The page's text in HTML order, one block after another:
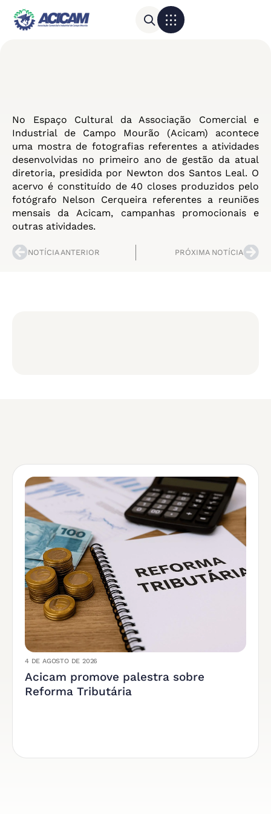
No Espaço Cultural da Associação Comercial e
Industrial de Campo Mourão (Acicam) acontece
uma mostra de fotografias referentes a atividades
desenvolvidas no primeiro ano de gestão da atual
diretoria, presidida por Newton dos Santos Leal. O
acervo é constituído de 40 closes produzidos pelo
fotógrafo Nelson Cerqueira referentes a reuniões
mensais daAcicam, campanhas promocionais e
outras atividades.
NOTÍCIA ANTERIOR PRÓXIMA NOTÍCIA
4 DE AGOSTO DE 2026
Acicam promove palestra sobre
Reforma Tributária